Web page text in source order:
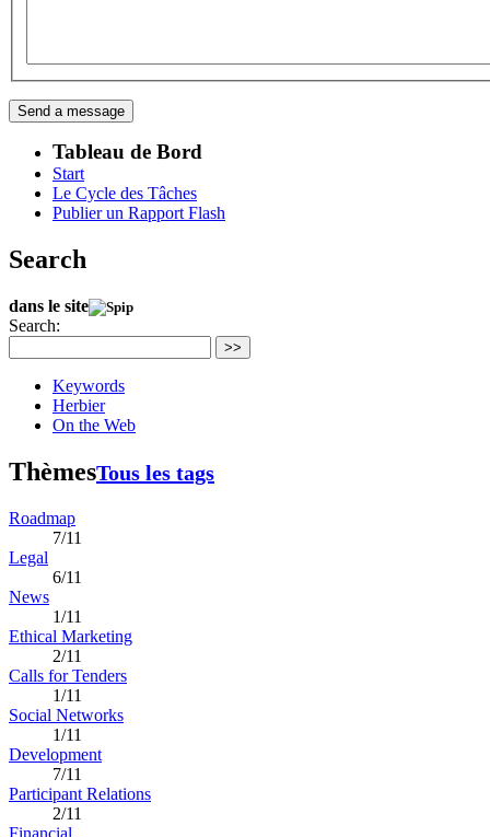
Tableau de Bord
Start
Le Cycle des Tâches
Publier un Rapport Flash
Search
dans le site
Search:
>>
Keywords
Herbier
On the Web
ThèmesTous les tags
Roadmap
7/11
Legal
6/11
News
1/11
Ethical Marketing
2/11
Calls for Tenders
1/11
Social Networks
1/11
Development
7/11
Participant Relations
2/11
Financial